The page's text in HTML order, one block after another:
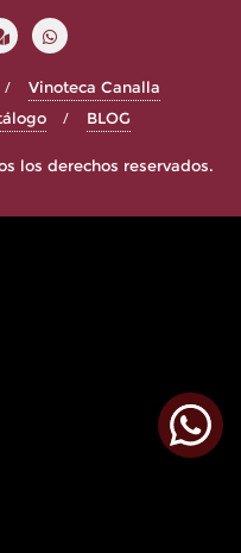
Vinoteca Canalla
BLOG
los derechos reservados.